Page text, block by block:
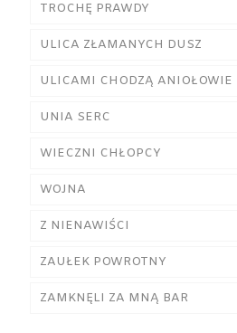
TROCHĘ PRAWDY
ULICA ZŁAMANYCH DUSZ
ULICAMI CHODZĄ ANIOŁOWIE
UNIA SERC
WIECZNI CHŁOPCY
WOJNA
Z NIENAWIŚCI
ZAUŁEK POWROTNY
ZAMKNĘLI ZA MNĄ BAR